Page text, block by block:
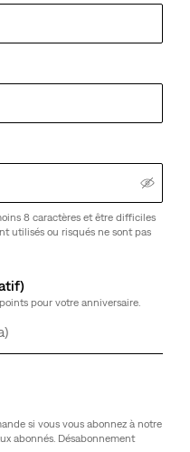
8 caractères et être difficiles
utilisés ou risqués ne sont pas
pour votre anniversaire.
si vous vous abonnez à notre
abonnés. Désabonnement